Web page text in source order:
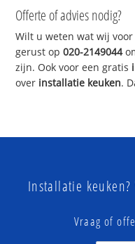
Offerte of advies nodig?
Wilt u weten wat wij
gerust op020-2149044
zijn. Ook voor een gratis
over installatie keuken.
Installatie
Vraag of